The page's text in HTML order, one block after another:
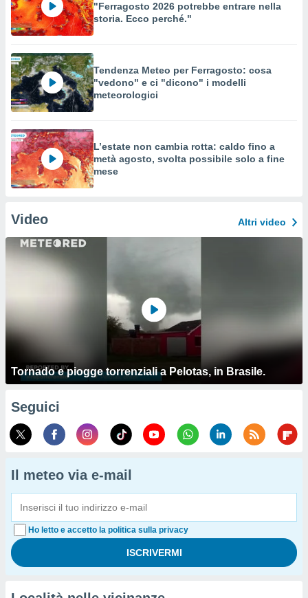
"Ferragosto 2026 potrebbe entrare nella
storia. Ecco perché."
Tendenza Meteo per Ferragosto: cosa
"vedono" e ci "dicono" i modelli
meteorologici
L’estate non cambia rotta: caldo fino a
metà agosto, svolta possibile solo a fine
mese
Video Altri video
Tornado e piogge torrenziali a Pelotas, in Brasile.
Seguici
Il meteo via e-mail
Ho letto e accetto la politica sulla privacy